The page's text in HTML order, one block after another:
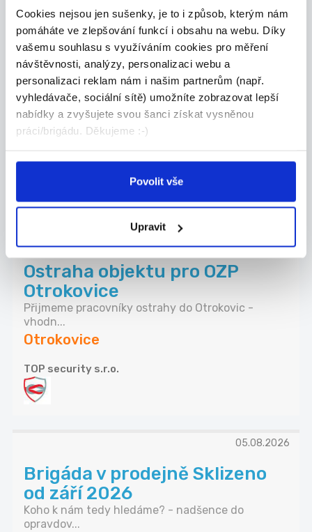
Cookies nejsou jen sušenky, je to i způsob, kterým nám
pomáháte ve zlepšování funkcí i obsahu na webu. Díky
vašemu souhlasu s využíváním cookies pro měření
návštěvnosti, analýzy, personalizaci webu a
personalizaci reklam nám i našim partnerům (např.
vyhledávače, sociální sítě) umožníte zobrazovat lepší
nabídky a zvyšujete svou šanci získat vysněnou
práci/brigádu. Děkujeme :-)
Povolit vše
Upravit
04.08.2026
ÚKLIDOVÝ PRACOVNÍK/CE,
Otrokovice - bankovní
prostory
Náplň práce: - Úklid kanceláří (dle denníc...
Otrokovice
Ostraha objektu pro OZP
Otrokovice
Přijmeme pracovníky ostrahy do Otrokovic -
vhodn...
Otrokovice
TOP security s.r.o.
05.08.2026
Brigáda v prodejně Sklizeno
od září 2026
Koho k nám tedy hledáme? - nadšence do
opravdov...